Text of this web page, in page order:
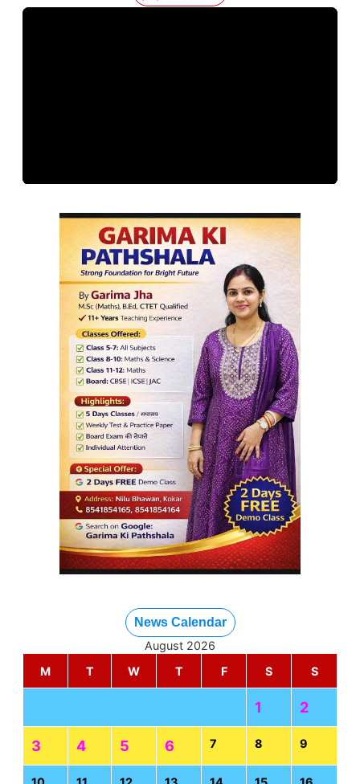
News Calendar
August 2026
M
T W T F S S
1 2
3 4 5 6 7 8 9